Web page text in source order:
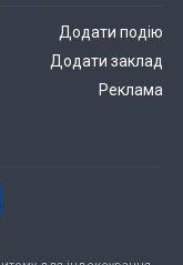
Додати подію
Додати заклад
Реклама